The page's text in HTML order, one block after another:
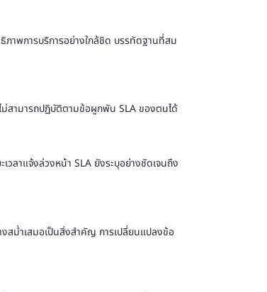
าพการบริการอย่างใกล้ชิด บรรทัดฐานที่สม
สามารถปฏิบัติตามข้อผูกพัน SLA ของตนได้
ลาแจ้งล่วงหน้า SLA ยังระบุอย่างชัดเจนถึง
สม่ำเสมอเป็นสิ่งสำคัญ การเปลี่ยนแปลงข้อ